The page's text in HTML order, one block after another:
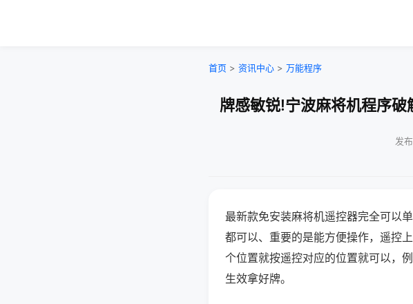
首页 > 资讯中心 > 万能程序
牌感敏锐!宁波麻将机程序
发
最新款免安装麻将机遥控器完全可以
都可以、重要的是能方便操作，遥控
个位置就按遥控对应的位置就可以，
生效拿好牌。